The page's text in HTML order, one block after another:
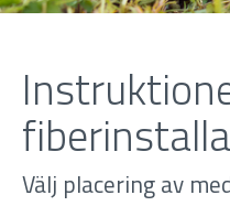
Välj placering av